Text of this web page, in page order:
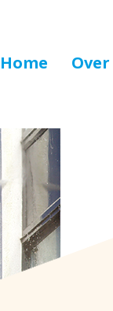
Home Over